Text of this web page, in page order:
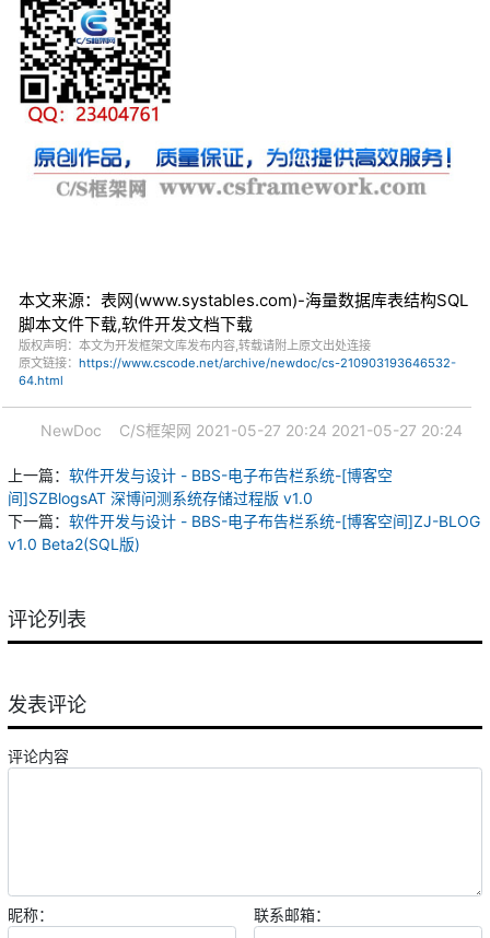
本文来源：表网(www.systables.com)-海量数据库表结构SQL
脚本文件下载,软件开发文档下载
版权声明：本文为开发框架文库发布内容,转载请附上原文出处连接
原文链接： https://www.cscode.net/archive/newdoc/cs-210903193646532-
64.html
NewDoc C/S框架网 2021-05-27 20:24 2021-05-27 20:24
上一篇： 软件开发与设计 - BBS-电子布告栏系统-[博客空
间]SZBlogsAT 深博问测系统存储过程版 v1.0
下一篇： 软件开发与设计 - BBS-电子布告栏系统-[博客空间]ZJ-BLOG
v1.0 Beta2(SQL版)
评论列表
发表评论
评论内容
昵称： 联系邮箱：